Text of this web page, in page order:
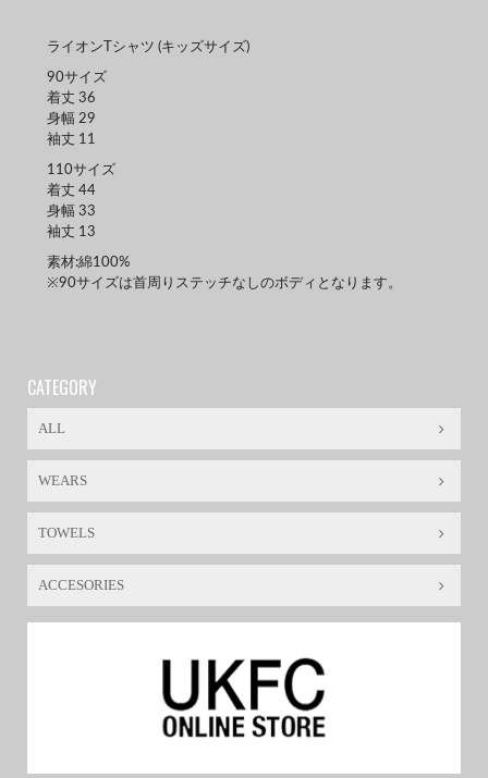
ライオンTシャツ (キッズサイズ)
90サイズ
着丈 36
身幅 29
袖丈 11
110サイズ
着丈 44
身幅 33
袖丈 13
素材:綿100%
※90サイズは首周りステッチなしのボディとなります。
CATEGORY
ALL
WEARS
TOWELS
ACCESORIES